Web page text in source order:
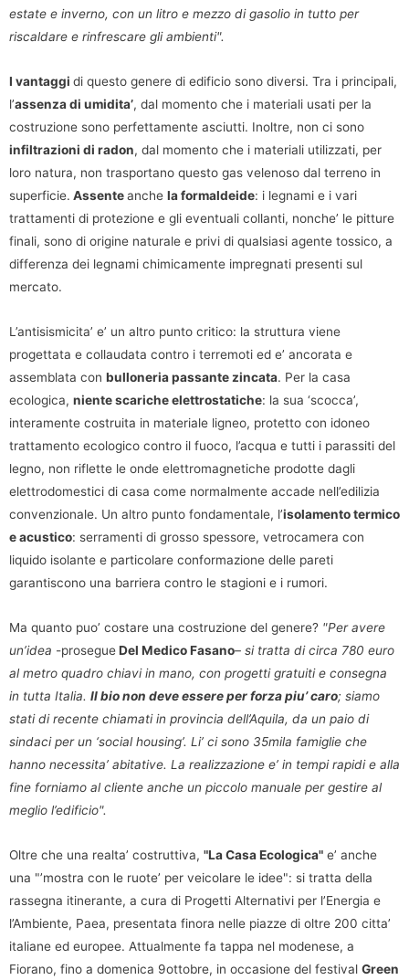
estate e inverno, con un litro e mezzo di gasolio in tutto per
riscaldare e rinfrescare gli ambienti".
I vantaggi di questo genere di edificio sono diversi. Tra i principali,
l’assenza di umidita’, dal momento che i materiali usati per la
costruzione sono perfettamente asciutti. Inoltre, non ci sono
infiltrazioni di radon, dal momento che i materiali utilizzati, per
loro natura, non trasportano questo gas velenoso dal terreno in
superficie. Assenteanche la formaldeide: i legnami e i vari
trattamenti di protezione e gli eventuali collanti, nonche’ le pitture
finali, sono di origine naturale e privi di qualsiasi agente tossico, a
differenza dei legnami chimicamente impregnati presenti sul
mercato.
L’antisismicita’ e’ un altro punto critico: la struttura viene
progettata e collaudata contro i terremoti ed e’ ancorata e
assemblata con bulloneria passante zincata. Per la casa
ecologica, niente scariche elettrostatiche: la sua ‘scocca’,
interamente costruita in materiale ligneo, protetto con idoneo
trattamento ecologico contro il fuoco, l’acqua e tutti i parassiti del
legno, non riflette le onde elettromagnetiche prodotte dagli
elettrodomestici di casa come normalmente accade nell’edilizia
convenzionale. Un altro punto fondamentale, l’isolamento termico
e acustico: serramenti di grosso spessore, vetrocamera con
liquido isolante e particolare conformazione delle pareti
garantiscono una barriera contro le stagioni e i rumori.
Ma quanto puo’ costare una costruzione del genere? "Per avere
un’idea -prosegueDel Medico Fasano– si tratta di circa 780 euro
al metro quadro chiavi in mano, con progetti gratuiti e consegna
in tutta Italia. Il bio non deve essere per forza piu’ caro; siamo
stati di recente chiamati in provincia dell’Aquila, da un paio di
sindaci per un ‘social housing’. Li’ ci sono 35mila famiglie che
hanno necessita’ abitative. La realizzazione e’ in tempi rapidi e alla
fine forniamo al cliente anche un piccolo manuale per gestire al
meglio l’edificio".
Oltre che una realta’ costruttiva, "La Casa Ecologica" e’ anche
una "’mostra con le ruote’ per veicolare le idee": si tratta della
rassegna itinerante, a cura di Progetti Alternativi per l’Energia e
l’Ambiente, Paea, presentata finora nelle piazze di oltre 200 citta’
italiane ed europee. Attualmente fa tappa nel modenese, a
Fiorano, fino a domenica 9ottobre, in occasione del festival Green